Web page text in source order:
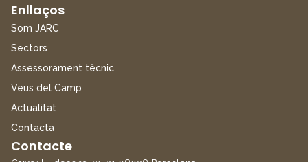
Enllaços
Som JARC
Sectors
Assessorament tècnic
Veus del Camp
Actualitat
Contacta
Contacte